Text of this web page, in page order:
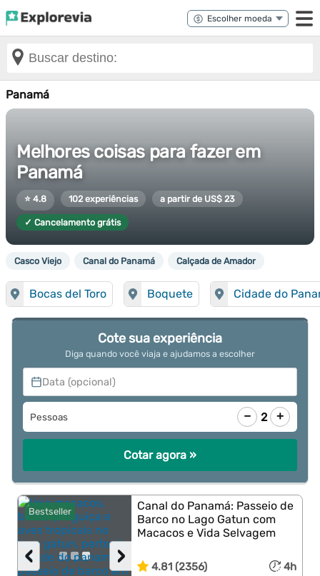
Panamá
Melhores coisas para fazer em
Panamá
⭐ 4.8 102 experiências a partir de US$ 23
✓ Cancelamento grátis
Casco Viejo Canal do Panamá Calçada de Amador
Bocas del Toro Boquete Cidade do
Cote sua experiência
Diga quando você viaja e ajudamos a escolher
Data (opcional)
Pessoas − 2 +
Cotar agora »
Bestseller
›
‹
Canal do Panamá: Passeio de
Barco no Lago Gatun com
Macacos e Vida Selvagem
4.81 (2356) 4h